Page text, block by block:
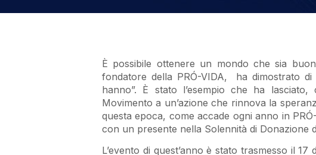
È possibile ottenere un mondo che sia
fondatore della PRÓ-VIDA, ha dimostrato
hanno”. È stato l’esempio che ha
Movimento a un’azione che rinnova la
questa epoca, come accade ogni anno in
con un presente nella Solennità di Donazione
L’evento di quest’anno è stato trasmesso il